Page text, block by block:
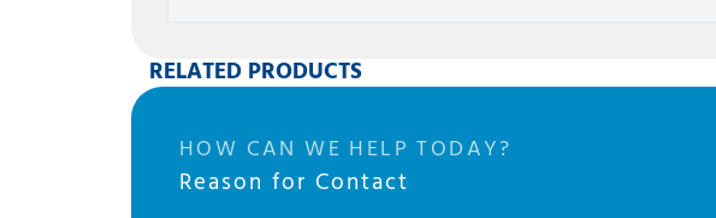
RELATED PRODUCTS
HOW CAN WE HELP TODAY?
Reason for Contact